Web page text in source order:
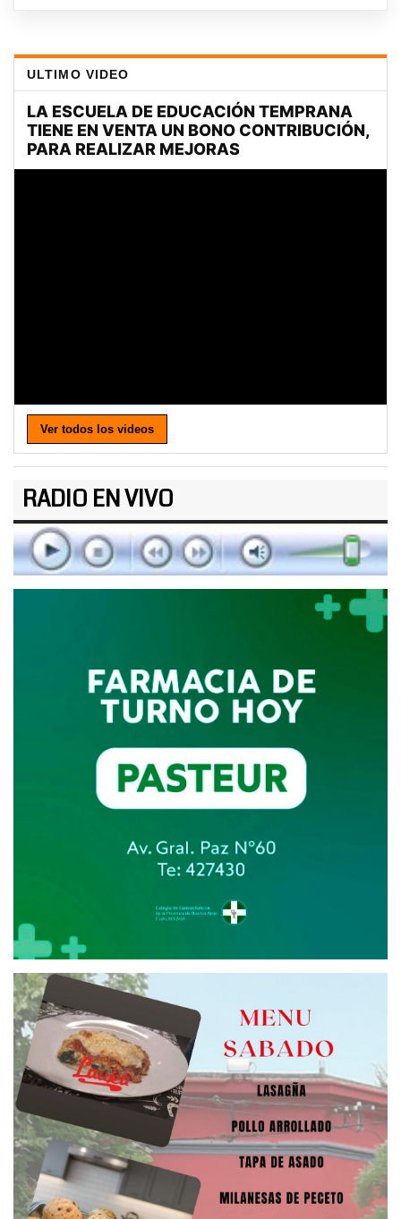
ULTIMO VIDEO
Ver todos los videos
RADIO EN VIVO